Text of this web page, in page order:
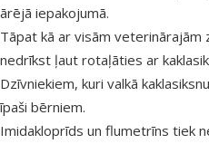
ārējā iepakojumā.
Tāpat kā ar visām veterinārajām
nedrīkst ļaut rotaļāties ar
Dzīvniekiem, kuri valkā
īpaši bērniem.
Imidakloprīds un flumetrīns tiek